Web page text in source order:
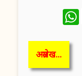
अग्रलेख...